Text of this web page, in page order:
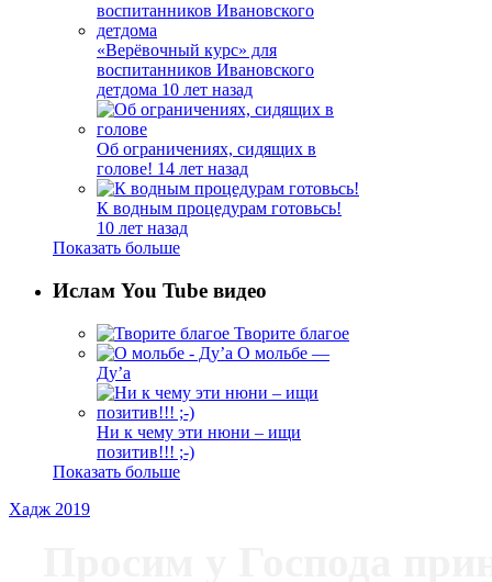
«Верёвочный курс» для
воспитанников Ивановского
детдома 10 лет назад
Об ограничениях, сидящих в
голове! 14 лет назад
К водным процедурам готовьсь!
10 лет назад
Показать больше
Ислам You Tube видео
Творите благое
О мольбе —
Ду’а
Ни к чему эти нюни – ищи
позитив!!! ;-)
Показать больше
Хадж 2019